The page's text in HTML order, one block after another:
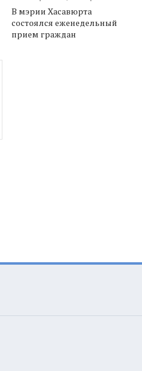
В мэрии Хасавюрта
состоялся еженедельный
прием граждан